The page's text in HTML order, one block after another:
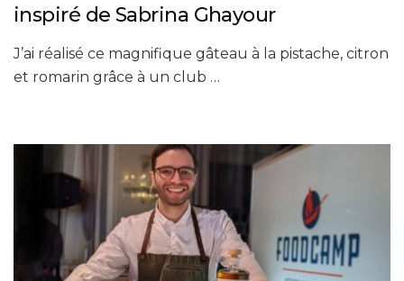
inspiré de Sabrina Ghayour
J’ai réalisé ce magnifique gâteau à la pistache, citron
et romarin grâce à un club …